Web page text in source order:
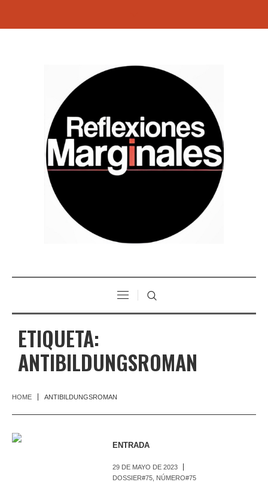
ETIQUETA:
ANTIBILDUNGSROMAN
HOME ANTIBILDUNGSROMAN
ENTRADA
29 DE MAYO DE 2023
DOSSIER#75 NÚMERO#75